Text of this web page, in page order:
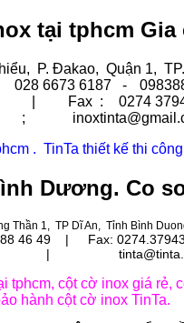
tại tphcm
P. Đakao, Quận 1,
028 6673 6187 -
| Fax :
0274
;
. TinTa thiết kế thi
Dương. Co
Thần 1, TP Dĩ An, Tỉnh Bình
88 46 49 |
Fax:
|
tphcm, cột cờ inox giá rẻ,
hành cột cờ inox TinTa.